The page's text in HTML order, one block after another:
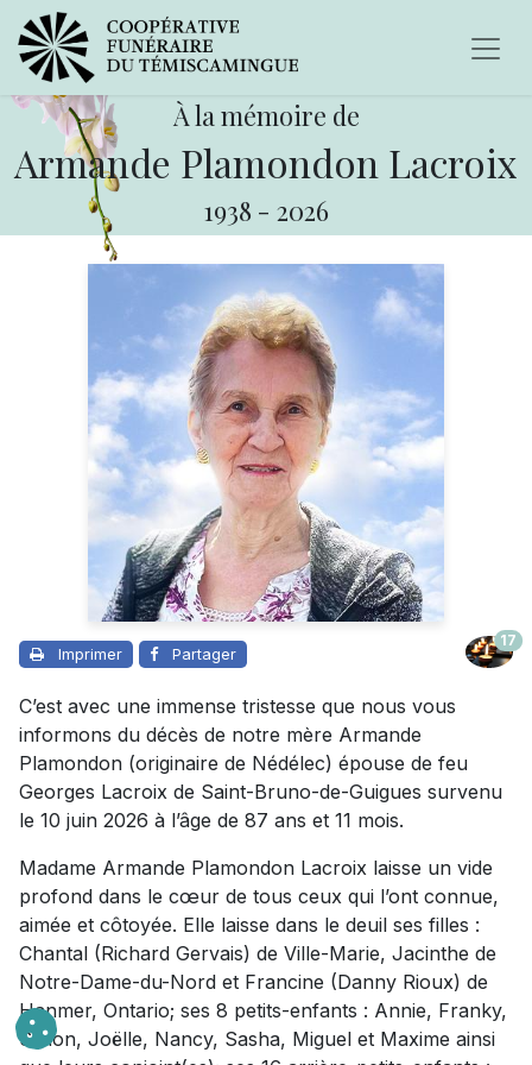
À la mémoire de
Armande Plamondon Lacroix
1938 - 2026
Imprimer Partager
17
C’est avec une immense tristesse que nous vous
informons du décès de notre mère Armande
Plamondon (originaire de Nédélec) épouse de feu
Georges Lacroix de Saint-Bruno-de-Guigues survenu
le 10 juin 2026 à l’âge de 87 ans et 11 mois.
Madame Armande Plamondon Lacroix laisse un vide
profond dans le cœur de tous ceux qui l’ont connue,
aimée et côtoyée. Elle laisse dans le deuil ses filles :
Chantal (Richard Gervais) de Ville-Marie, Jacinthe de
Notre-Dame-du-Nord et Francine (Danny Rioux) de
Hanmer, Ontario; ses 8 petits-enfants : Annie, Franky,
Simon, Joëlle, Nancy, Sasha, Miguel et Maxime ainsi